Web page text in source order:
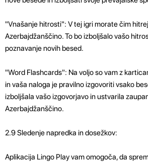
"Vnašanje hitrosti": V tej igri morate čim
Azerbajdžanščino. To bo izboljšalo vašo
poznavanje novih besed.
"Word Flashcards": Na voljo so vam z
in vaša naloga je pravilno izgovoriti vsako
izboljšala vašo izgovorjavo in ustvarila
Azerbajdžanščino.
2.9 Sledenje napredka in dosežkov:
Aplikacija Lingo Play vam omogoča, da